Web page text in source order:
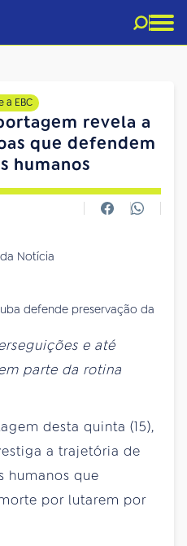
a EBC
revela a
que defendem
humanos
e até
parte da rotina
desta quinta (15),
a trajetória de
humanos que
por lutarem por